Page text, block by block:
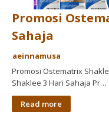
Promosi
Sahaja
aeinnamusa
Promosi Ostematrix
Shaklee 3 Hari Sahaja Pr…
Read more